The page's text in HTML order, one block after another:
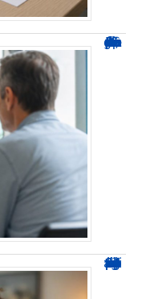
Durée d’arrêt après un stent : des repères, pas une règle fixe
0424 démarchage : reconnaître l’appel et agir sans se tromper